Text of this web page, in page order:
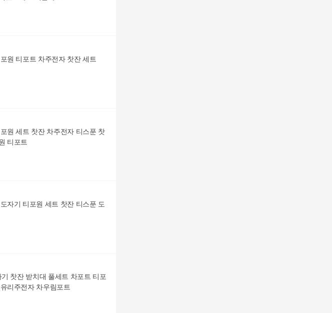
원 티포트 차주전자 찻잔 세트
원 세트 찻잔 차주전자 티스푼 찻
티포트
자기 티포원 세트 찻잔 티스푼 도
찻잔 받치대 풀세트 차포트 티포
리주전자 차우림포트